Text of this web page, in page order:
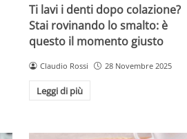
Ti lavi i denti dopo colazione?
Stai rovinando lo smalto: è
questo il momento giusto
Claudio Rossi 28 Novembre 2025
Leggi di più